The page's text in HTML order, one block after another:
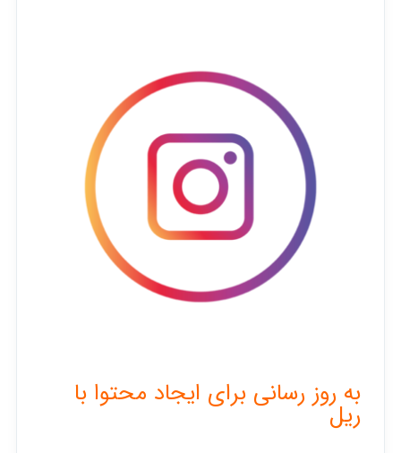
به روز رسانی برای ایجاد محتوا با
ریل